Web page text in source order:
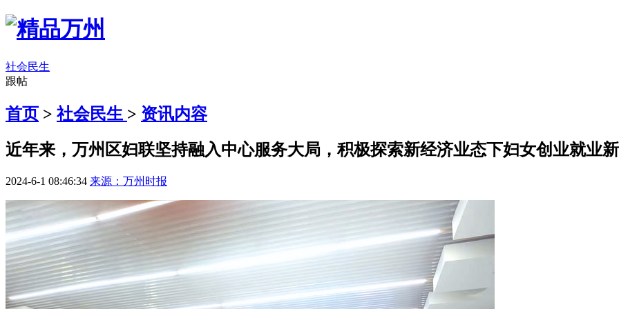
社会民生
跟帖
首页 > 社会民生 > 资讯内容
近年来，万州区妇联坚持融入中心服务大局，积极探索新经济业态下妇女创业就业
2024-6-1 08:46:34 来源：万州时报